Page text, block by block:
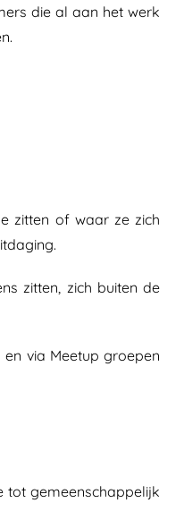
die al aan het werk
zitten of waar ze zich
zitten, zich buiten de
via Meetup groepen
tot gemeenschappelijk